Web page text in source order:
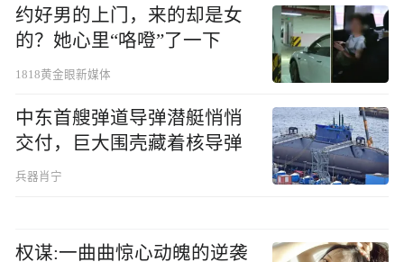
约好男的上门，来的却是女
的？她心里“咯噔”了一下
1818黄金眼新媒体
中东首艘弹道导弹潜艇悄悄
交付，巨大围壳藏着核导弹
兵器肖宁
权谋:一曲曲惊心动魄的逆袭